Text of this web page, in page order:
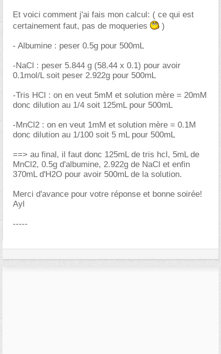
Et voici comment j'ai fais mon calcul: ( ce qui est
certainement faut, pas de moqueries
)
- Albumine : peser 0.5g pour 500mL
-NaCl : peser 5.844 g (58.44 x 0.1) pour avoir
0.1mol/L soit peser 2.922g pour 500mL
-Tris HCl : on en veut 5mM et solution mère = 20mM
donc dilution au 1/4 soit 125mL pour 500mL
-MnCl2 : on en veut 1mM et solution mère = 0.1M
donc dilution au 1/100 soit 5 mL pour 500mL
==> au final, il faut donc 125mL de tris hcl, 5mL de
MnCl2, 0.5g d'albumine, 2.922g de NaCl et enfin
370mL d'H2O pour avoir 500mL de la solution.
Merci d'avance pour votre réponse et bonne soirée!
Ayl
-----